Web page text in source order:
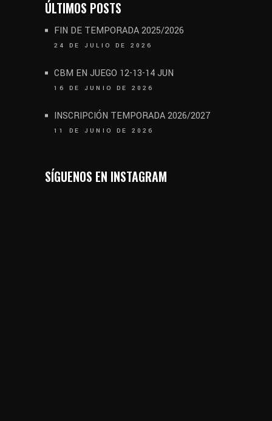
ÚLTIMOS POSTS
FIN DE TEMPORADA 2025/2026
24 DE JULIO DE 2026
CBM EN JUEGO 12-13-14 JUN
16 DE JUNIO DE 2026
INSCRIPCIÓN TEMPORADA 2026/2027
11 DE JUNIO DE 2026
SÍGUENOS EN INSTAGRAM